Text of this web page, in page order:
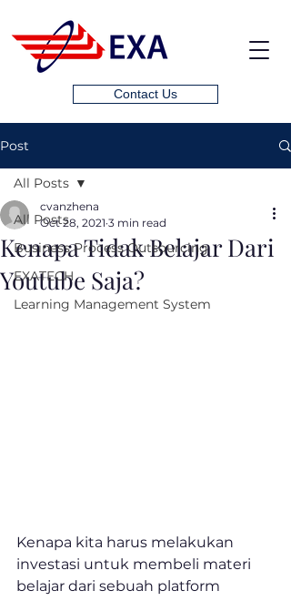
Contact Us
Post
All Posts
Business Process Outsourcing
EXATECH
Learning Management System
All Posts
Kenapa Tidak Belajar Dari
Youtube Saja?
cvanzhena
Oct 28, 2021 3 min read
Kenapa kita harus melakukan
investasi untuk membeli materi
belajar dari sebuah platform